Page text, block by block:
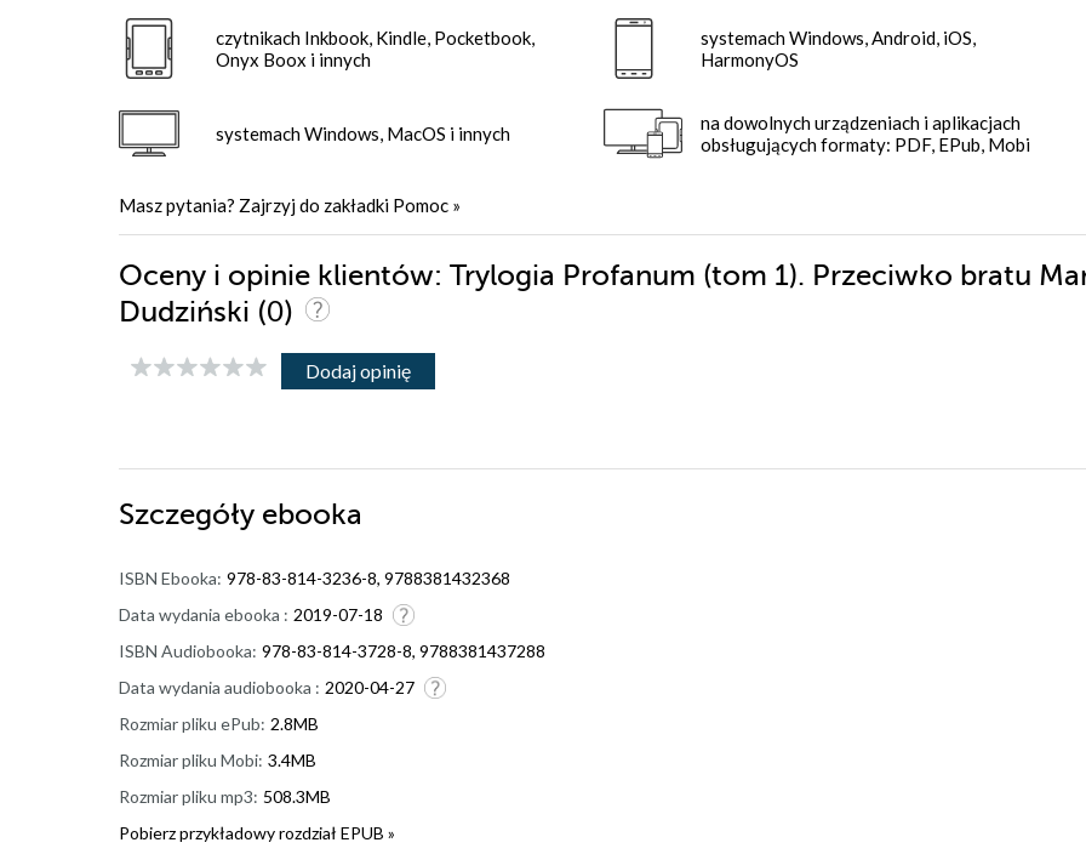
czytnikach Inkbook, Kindle, Pocketbook,
Onyx Boox i innych
systemach Windows, MacOS i innych
systemach Windows, Android, iOS,
HarmonyOS
na dowolnych urządzeniach i aplikacjach
obsługujących formaty: PDF, EPub, Mobi
Masz pytania? Zajrzyj do zakładki Pomoc »
Oceny i opinie klientów: Trylogia Profanum (tom 1). Przeciwko bratu
Dudziński (0)
Dodaj opinię
Szczegóły ebooka
ISBN Ebooka: 978-83-814-3236-8, 9788381432368
Data wydania ebooka : 2019-07-18
ISBN Audiobooka: 978-83-814-3728-8, 9788381437288
Data wydania audiobooka : 2020-04-27
Rozmiar pliku ePub: 2.8MB
Rozmiar pliku Mobi: 3.4MB
Rozmiar pliku mp3: 508.3MB
Pobierz przykładowy rozdział EPUB »